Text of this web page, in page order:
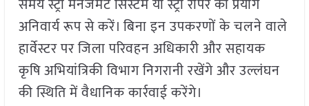
समय स्ट्रा मैनेजमेंट सिस्टम या स्ट्रा रीपर का प्रयोग
अनिवार्य रूप से करें। बिना इन उपकरणों के चलने वाले
हार्वेस्टर पर जिला परिवहन अधिकारी और सहायक
कृषि अभियांत्रिकी विभाग निगरानी रखेंगे और उल्लंघन
की स्थिति में वैधानिक कार्रवाई करेंगे।